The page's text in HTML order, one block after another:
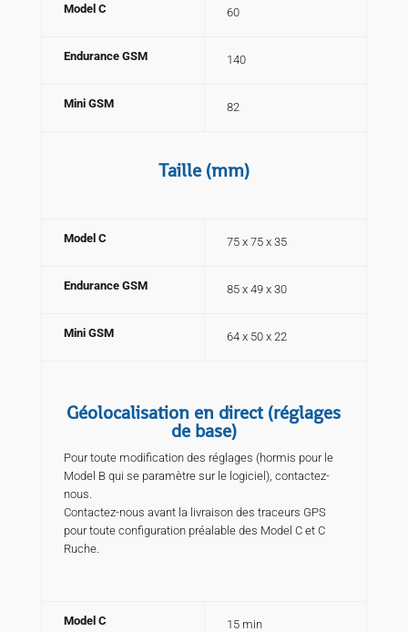
Model C 60
Endurance GSM 140
Mini GSM 82
Taille (mm)
Model C 75 x 75 x 35
Endurance GSM 85 x 49 x 30
Mini GSM 64 x 50 x 22
Géolocalisation en direct (réglages
de base)
Pour toute modification des réglages (hormis pour le
Model B qui se paramètre sur le logiciel), contactez-
nous.
Contactez-nous avant la livraison des traceurs GPS
pour toute configuration préalable des Model C et C
Ruche.
Model C 15 min